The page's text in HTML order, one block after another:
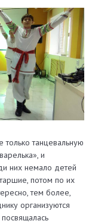
танцевальную
и
них немало детей
потом по их
тем более,
организуются